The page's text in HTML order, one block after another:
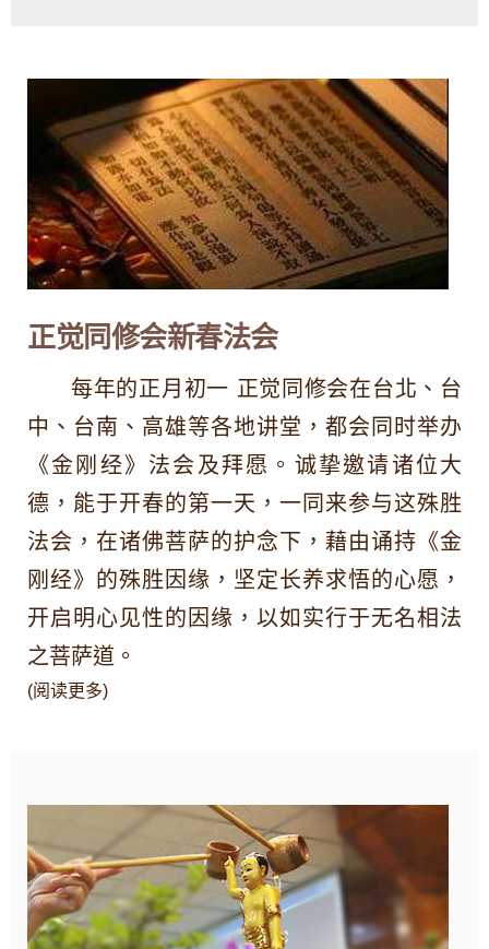
正觉同修会新春法会
每年的正月初一 正觉同修会在台北、台
中、台南、高雄等各地讲堂，都会同时举办
《金刚经》法会及拜愿。诚挚邀请诸位大
德，能于开春的第一天，一同来参与这殊胜
法会，在诸佛菩萨的护念下，藉由诵持《金
刚经》的殊胜因缘，坚定长养求悟的心愿，
开启明心见性的因缘，以如实行于无名相法
之菩萨道。
(阅读更多)